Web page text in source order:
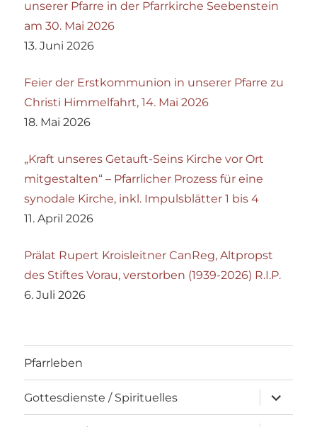
unserer Pfarre in der Pfarrkirche Seebenstein
am 30. Mai 2026
13. Juni 2026
Feier der Erstkommunion in unserer Pfarre zu
Christi Himmelfahrt, 14. Mai 2026
18. Mai 2026
„Kraft unseres Getauft-Seins Kirche vor Ort
mitgestalten“ – Pfarrlicher Prozess für eine
synodale Kirche, inkl. Impulsblätter 1 bis 4
11. April 2026
Prälat Rupert Kroisleitner CanReg, Altpropst
des Stiftes Vorau, verstorben (1939-2026) R.I.P.
6. Juli 2026
Pfarrleben
Gottesdienste / Spirituelles
öffnen